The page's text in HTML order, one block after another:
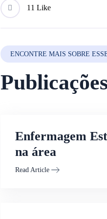
1 1 Like
ENCONTRE MAIS SOBRE
Enfermagem
na área
Read Article